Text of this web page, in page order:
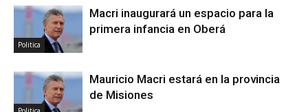
Politica
Macri inaugurará un espacio para la
primera infancia en Oberá
Mauricio Macri estará en la provincia
de Misiones